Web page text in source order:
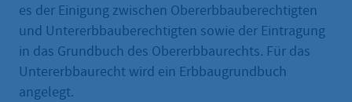
es der Einigung zwischen Obererbbauberechtigten
und Untererbbauberechtigten sowie der Eintragung
in das Grundbuch des Obererbbaurechts. Für das
Untererbbaurecht wird ein Erbbaugrundbuch
angelegt.